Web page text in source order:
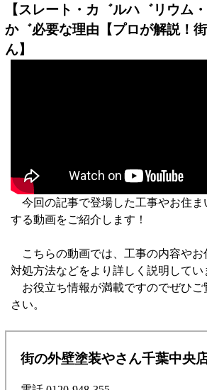
【スレート・カ゛ルハ゛リウム
か゛必要な理由【プロが解説！
ん】
今回の記事で登場した工事やお住ま
する動画をご紹介します！
こちらの動画では、工事の内容やお
対処方法などをより詳しく説明してい
お役立ち情報が満載ですのでぜひご
さい。
街の外壁塗装やさん千葉中央